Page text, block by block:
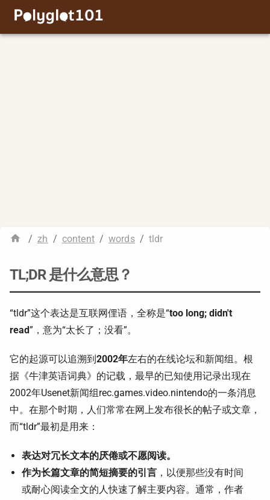
/ zh / content / words / tldr
TL;DR 是什么意思？
“tldr”这个表达是互联网俚语，全称是“too long; didn't
read”，意为“太长了；没看”。
它的起源可以追溯到2002年左右的在线论坛和新闻组。根
据《牛津英语词典》的记载，最早的已知使用记录出现在
2002年Usenet新闻组rec.games.video.nintendo的一条消息
中。在那个时期，人们常常在网上发布很长的帖子或文章，
而“tldr”最初是用来：
表达对冗长文本的厌倦或不愿阅读。
作为长篇文章的简短摘要的引言 ，以便那些没有时间
或耐心阅读全文的人快速了解主要内容。通常，作者